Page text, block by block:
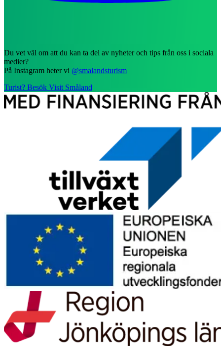
Du vet väl om att du kan ta del av nyheter och tips från oss i sociala
medier?
På Instagram heter vi @smalandsturism
Turist? Besök Visit Småland